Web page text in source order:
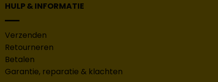
HULP & INFORMATIE
Verzenden
Retourneren
Betalen
Garantie, reparatie & klachten